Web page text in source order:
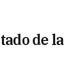
de la